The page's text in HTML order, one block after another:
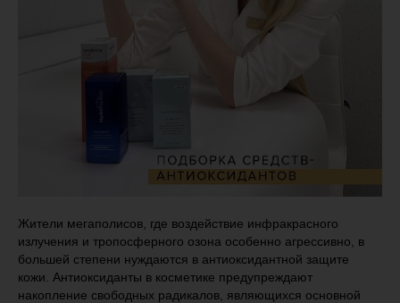
Жители мегаполисов, где воздействие инфракрасного
излучения и тропосферного озона особенно агрессивно, в
большей степени нуждаются в антиоксидантной защите
кожи. Антиоксиданты в косметике предупреждают
накопление свободных радикалов, являющихся основной